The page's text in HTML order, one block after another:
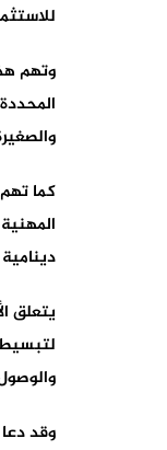
وتهم
كما
يتعلق
لتبسيط
وقد